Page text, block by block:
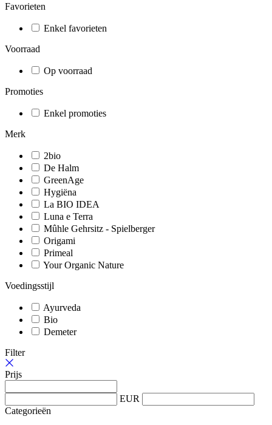
Favorieten
Enkel favorieten
Voorraad
Op voorraad
Promoties
Enkel promoties
Merk
2bio
De Halm
GreenAge
Hygiëna
La BIO IDEA
Luna e Terra
Mûhle Gehrsitz - Spielberger
Origami
Primeal
Your Organic Nature
Voedingsstijl
Ayurveda
Bio
Demeter
Filter
Prijs
EUR
Categorieën